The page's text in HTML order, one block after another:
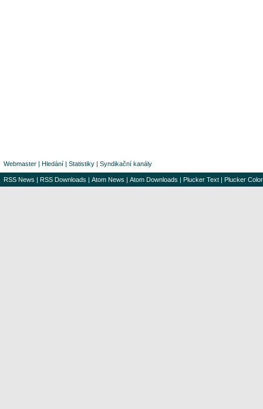
Webmaster | Hledání | Statistiky | Syndikační kanály
RSS News | RSS Downloads | Atom News | Atom Downloads | Plucker Text | Plucker Color